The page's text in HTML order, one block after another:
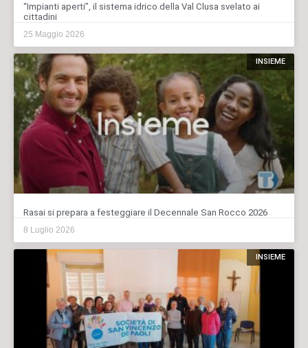
“Impianti aperti”, il sistema idrico della Val Clusa svelato ai
cittadini
25 Maggio 2026
INSIEME
Rasai si prepara a festeggiare il Decennale San Rocco 2026
8 Luglio 2026
INSIEME